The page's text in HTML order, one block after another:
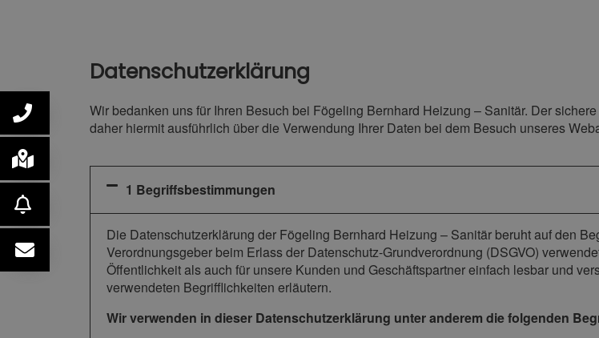
Datenschutzerklärung
Wir bedanken uns für Ihren Besuch bei Fögeling Bernhard Heizung – Sanitär. Der
daher hiermit ausführlich über die Verwendung Ihrer Daten bei dem Besuch unseres
1 Begriffsbestimmungen
Die Datenschutzerklärung der Fögeling Bernhard Heizung – Sanitär beruht auf den
Verordnungsgeber beim Erlass der Datenschutz-Grundverordnung (DSGVO)
Öffentlichkeit als auch für unsere Kunden und Geschäftspartner einfach lesbar und
verwendeten Begrifflichkeiten erläutern.
Wir verwenden in dieser Datenschutzerklärung unter anderem die folgenden